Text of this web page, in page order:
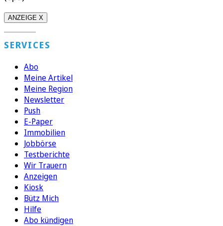
ANZEIGE X
SERVICES
Abo
Meine Artikel
Meine Region
Newsletter
Push
E-Paper
Immobilien
Jobbörse
Testberichte
Wir Trauern
Anzeigen
Kiosk
Bütz Mich
Hilfe
Abo kündigen